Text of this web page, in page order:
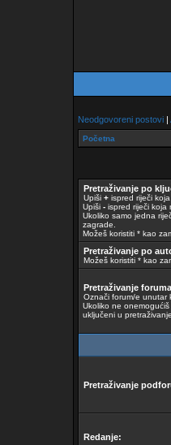
Neodgovoreni postovi |
Početna
Pretraživanje po
Upiši + ispred riječi
Upiši - ispred riječi koja
Ukoliko samo jedna
zagrade.
Možeš koristiti * kao
Pretraživanje po
Možeš koristiti * kao
Pretraživanje
Označi forum/e unutar
Ukoliko ne
uključeni u pretraživanje.
Pretraživanje
Redanje: